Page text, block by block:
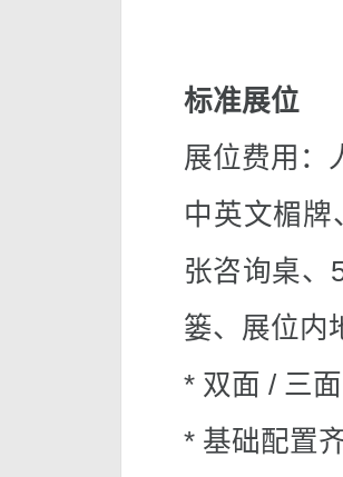
标准展位
展位费用：
中英文楣牌
张咨询桌、
篓、展位内
* 双面 / 三
* 基础配置